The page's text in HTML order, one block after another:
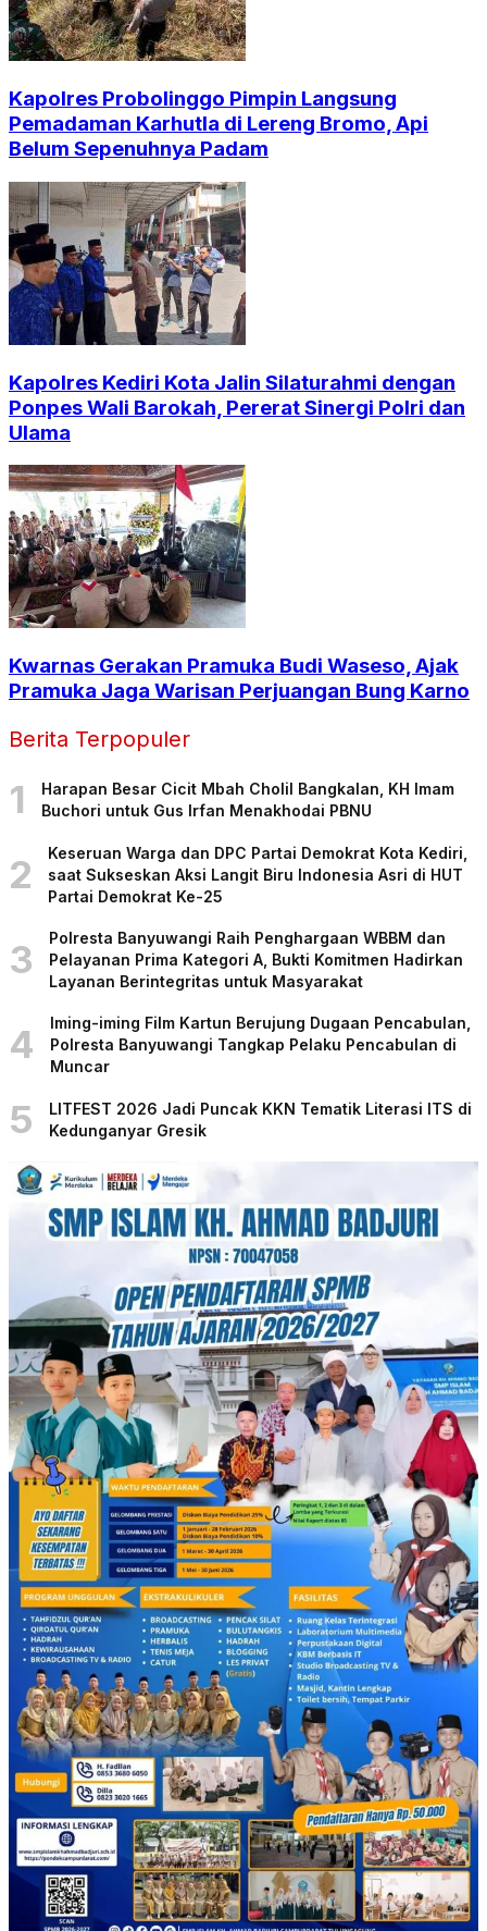
Kapolres Probolinggo Pimpin Langsung
Pemadaman Karhutla di Lereng Bromo, Api
Belum Sepenuhnya Padam
Kapolres Kediri Kota Jalin Silaturahmi dengan
Ponpes Wali Barokah, Pererat Sinergi Polri dan
Ulama
Kwarnas Gerakan Pramuka Budi Waseso, Ajak
Pramuka Jaga Warisan Perjuangan Bung Karno
Berita Terpopuler
1
Harapan Besar Cicit Mbah Cholil Bangkalan, KH Imam
Buchori untuk Gus Irfan Menakhodai PBNU
2
Keseruan Warga dan DPC Partai Demokrat Kota Kediri,
saat Sukseskan Aksi Langit Biru Indonesia Asri di HUT
Partai Demokrat Ke-25
3
Polresta Banyuwangi Raih Penghargaan WBBM dan
Pelayanan Prima Kategori A, Bukti Komitmen Hadirkan
Layanan Berintegritas untuk Masyarakat
4
Iming-iming Film Kartun Berujung Dugaan Pencabulan,
Polresta Banyuwangi Tangkap Pelaku Pencabulan di
Muncar
5
LITFEST 2026 Jadi Puncak KKN Tematik Literasi ITS di
Kedunganyar Gresik